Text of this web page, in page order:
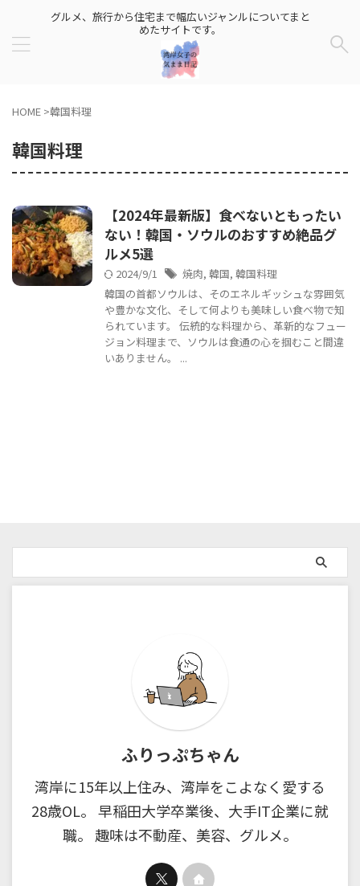
グルメ、旅行から住宅まで幅広いジャンルについてまと
めたサイトです。
HOME >韓国料理
韓国料理
【2024年最新版】食べないともったい
ない！韓国・ソウルのおすすめ絶品グ
ルメ5選
2024/9/1 焼肉, 韓国, 韓国料理
韓国の首都ソウルは、そのエネルギッシュな雰囲気
や豊かな文化、そして何よりも美味しい食べ物で知
られています。 伝統的な料理から、革新的なフュー
ジョン料理まで、ソウルは食通の心を掴むこと間違
いありません。 ...
ふりっぷちゃん
湾岸に15年以上住み、湾岸をこよなく愛する
28歳OL。 早稲田大学卒業後、大手IT企業に就
職。 趣味は不動産、美容、グルメ。